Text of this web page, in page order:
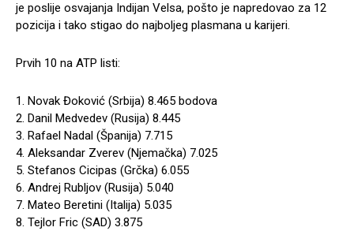
je poslije osvajanja Indijan Velsa, pošto je napredovao za 12
pozicija i tako stigao do najboljeg plasmana u karijeri.
Prvih 10 na ATP listi:
1. Novak Đoković (Srbija) 8.465 bodova
2. Danil Medvedev (Rusija) 8.445
3. Rafael Nadal (Španija) 7.715
4. Aleksandar Zverev (Njemačka) 7.025
5. Stefanos Cicipas (Grčka) 6.055
6. Andrej Rubljov (Rusija) 5.040
7. Mateo Beretini (Italija) 5.035
8. Tejlor Fric (SAD) 3.875